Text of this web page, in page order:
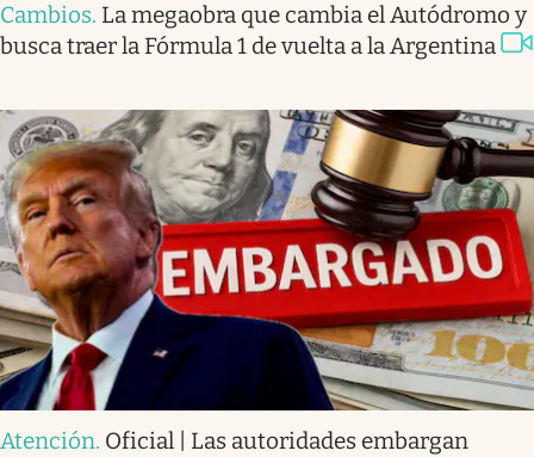
Cambios. La megaobra que cambia el Autódromo y
busca traer la Fórmula 1 de vuelta a la Argentina
Atención. Oficial | Las autoridades embargan